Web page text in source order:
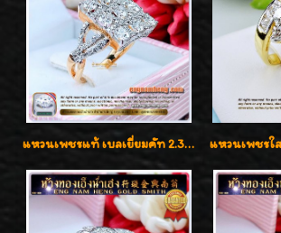
แหวนเพชรแท้ เบลเยี่ยมคัท 2.39 กะรัต น้ำ 98 F-Color/VVS ดีไซน์หน้ากว้างหรูเต็มนิ้ว